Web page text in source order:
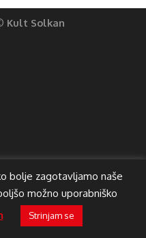
bolje zagotavljamo naše
možno uporabniško
Strinjam se
Kult Solkan